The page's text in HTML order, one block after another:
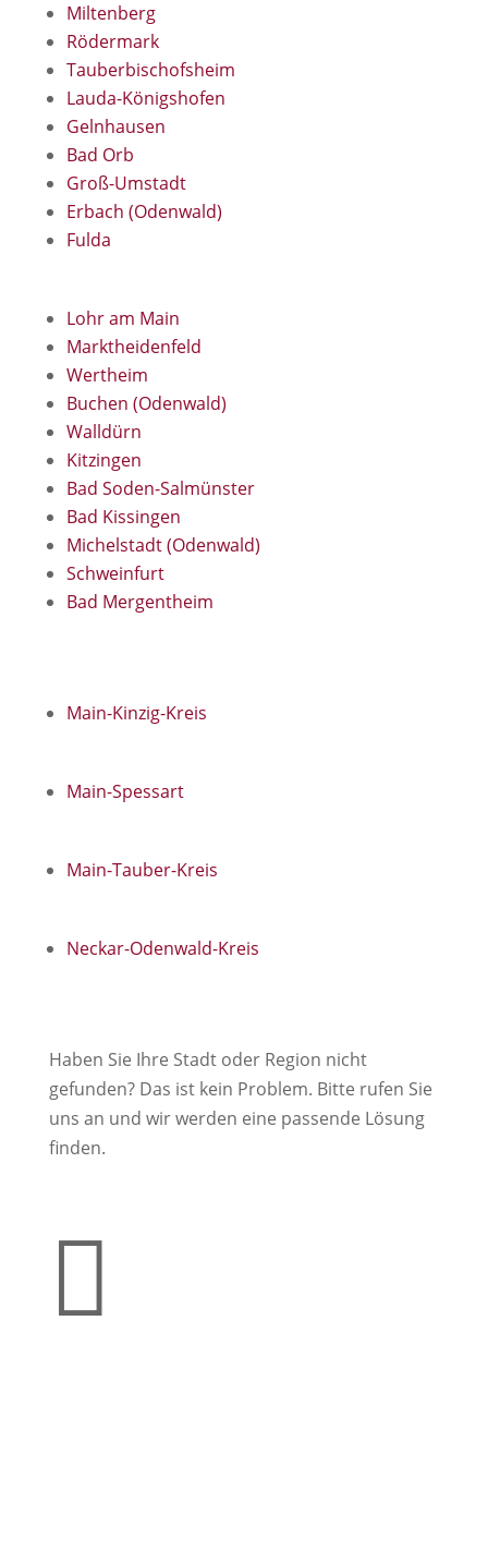
Miltenberg
Rödermark
Tauberbischofsheim
Lauda-Königshofen
Gelnhausen
Bad Orb
Groß-Umstadt
Erbach (Odenwald)
Fulda
Lohr am Main
Marktheidenfeld
Wertheim
Buchen (Odenwald)
Walldürn
Kitzingen
Bad Soden-Salmünster
Bad Kissingen
Michelstadt (Odenwald)
Schweinfurt
Bad Mergentheim
Main-Kinzig-Kreis
Main-Spessart
Main-Tauber-Kreis
Neckar-Odenwald-Kreis
Haben Sie Ihre Stadt oder Region nicht
gefunden? Das ist kein Problem. Bitte rufen Sie
uns an und wir werden eine passende Lösung
finden.
